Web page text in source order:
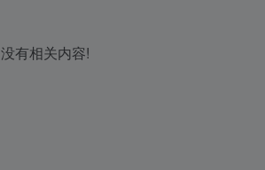
没有相关内容!